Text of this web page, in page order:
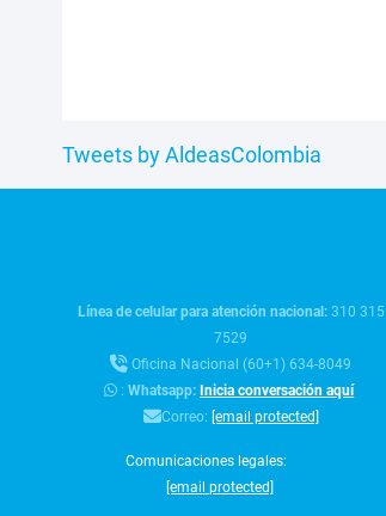
Tweets by AldeasColombia
Línea de celular para atención nacional: 310 315
7529
Oficina Nacional (60+1) 634-8049
:Whatsapp: Inicia conversación aquí
Correo: [email protected]
Comunicaciones legales:
[email protected]